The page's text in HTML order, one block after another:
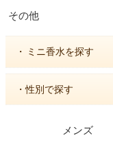
その他
・ ミニ香水を探す
・性別で探す
メンズ